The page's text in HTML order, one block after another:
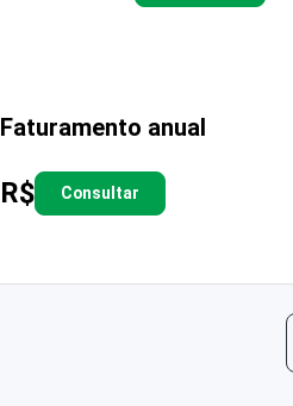
Faturamento anual
R$ Consultar